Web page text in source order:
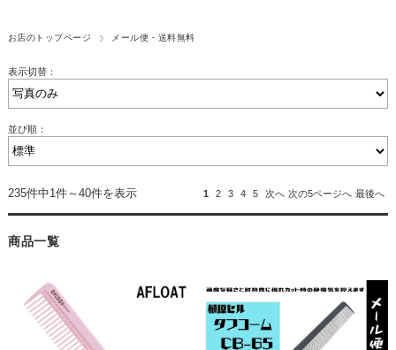
お店のトップページ メール便・送料無料
表示切替：
並び順：
235件中1件～40件を表示 1 2 3 4 5 次へ 次の5ページへ 最後へ
商品一覧